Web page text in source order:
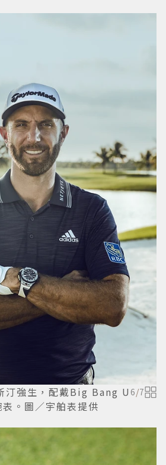
汀強生，配戴Big Bang U
。圖／宇舶表提供
6/7